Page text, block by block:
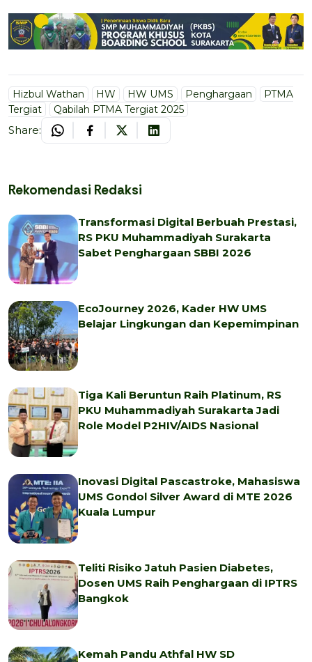
Hizbul Wathan HW HW UMS Penghargaan
PTMA
Tergiat
Qabilah PTMA Tergiat 2025
Share:
Rekomendasi Redaksi
Transformasi Digital Berbuah Prestasi,
RS PKU Muhammadiyah Surakarta
Sabet Penghargaan SBBI 2026
EcoJourney 2026, Kader HW UMS
Belajar Lingkungan dan Kepemimpinan
Tiga Kali Beruntun Raih Platinum, RS
PKU Muhammadiyah Surakarta Jadi
Role Model P2HIV/AIDS Nasional
Inovasi Digital Pascastroke, Mahasiswa
UMS Gondol Silver Award di MTE 2026
Kuala Lumpur
Teliti Risiko Jatuh Pasien Diabetes,
Dosen UMS Raih Penghargaan di IPTRS
Bangkok
Kemah Pandu Athfal HW SD